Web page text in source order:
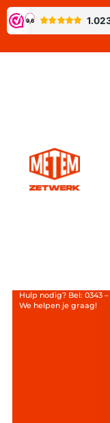
Hulp nodig? Bel: 0343 –
We helpen je graag!